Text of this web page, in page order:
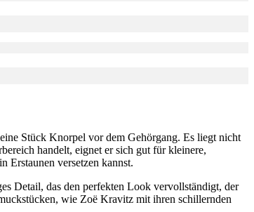
Stück Knorpel vor dem Gehörgang. Es liegt nicht
handelt, eignet er sich gut für kleinere,
Erstaunen versetzen kannst.
Detail, das den perfekten Look vervollständigt, der
wie Zoë Kravitz mit ihren schillernden